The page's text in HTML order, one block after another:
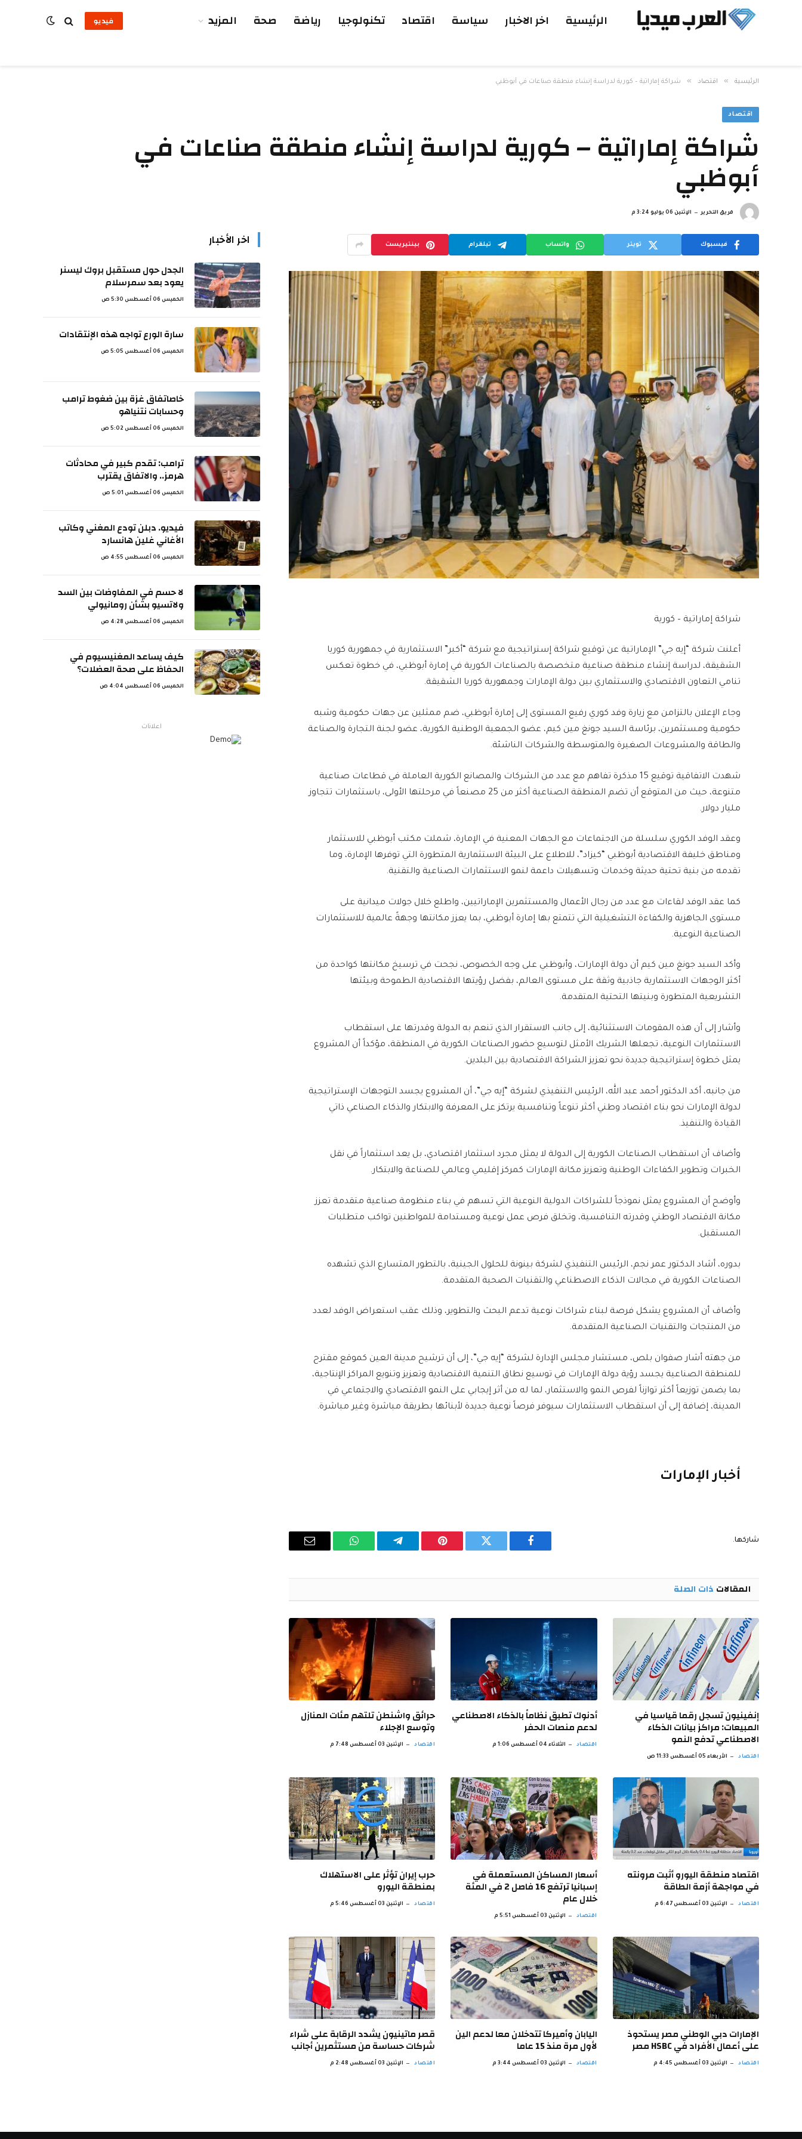
الرئيسية اخر الاخبار سياسة اقتصاد تكنولوجيا رياضة صحة المزيد فيديو
الرئيسية » اقتصاد » شراكة إماراتية – كورية لدراسة إنشاء منطقة صناعات في أبوظبي
اقتصاد
شراكة إماراتية – كورية لدراسة إنشاء منطقة صناعات في
أبوظبي
فريق التحرير الإثنين 06 يوليو 3:24 م
فيسبوك تويتر واتساب تيلقرام بينتيريست
شراكة إماراتية – كورية
أعلنت شركة “إيه جي” الإماراتية عن توقيع شراكة إستراتيجية مع شركة “أكبر” الاستثمارية في جمهورية كوريا
الشقيقة، لدراسة إنشاء منطقة صناعية متخصصة بالصناعات الكورية في إمارة أبوظبي، في خطوة تعكس
تنامي التعاون الاقتصادي والاستثماري بين دولة الإمارات وجمهورية كوريا الشقيقة.
وجاء الإعلان بالتزامن مع زيارة وفد كوري رفيع المستوى إلى إمارة أبوظبي، ضم ممثلين عن جهات حكومية وشبه
حكومية ومستثمرين، برئاسة السيد جونغ مين كيم، عضو الجمعية الوطنية الكورية، عضو لجنة التجارة والصناعة
والطاقة والمشروعات الصغيرة والمتوسطة والشركات الناشئة.
شهدت الاتفاقية توقيع 15 مذكرة تفاهم مع عدد من الشركات والمصانع الكورية العاملة في قطاعات صناعية
متنوعة، حيث من المتوقع أن تضم المنطقة الصناعية أكثر من 25 مصنعاً في مرحلتها الأولى، باستثمارات تتجاوز
مليار دولار.
وعقد الوفد الكوري سلسلة من الاجتماعات مع الجهات المعنية في الإمارة، شملت مكتب أبوظبي للاستثمار
ومناطق خليفة الاقتصادية أبوظبي “كيزاد”، للاطلاع على البيئة الاستثمارية المتطورة التي توفرها الإمارة، وما
تقدمه من بنية تحتية حديثة وخدمات وتسهيلات داعمة لنمو الاستثمارات الصناعية والتقنية.
كما عقد الوفد لقاءات مع عدد من رجال الأعمال والمستثمرين الإماراتيين، واطلع خلال جولات ميدانية على
مستوى الجاهزية والكفاءة التشغيلية التي تتمتع بها إمارة أبوظبي، بما يعزز مكانتها وجهةً عالمية للاستثمارات
الصناعية النوعية.
وأكد السيد جونغ مين كيم أن دولة الإمارات، وأبوظبي على وجه الخصوص، نجحت في ترسيخ مكانتها كواحدة من
أكثر الوجهات الاستثمارية جاذبية وثقة على مستوى العالم، بفضل رؤيتها الاقتصادية الطموحة وبيئتها
التشريعية المتطورة وبنيتها التحتية المتقدمة.
وأشار إلى أن هذه المقومات الاستثنائية، إلى جانب الاستقرار الذي تنعم به الدولة وقدرتها على استقطاب
الاستثمارات النوعية، تجعلها الشريك الأمثل لتوسيع حضور الصناعات الكورية في المنطقة، مؤكداً أن المشروع
يمثل خطوة إستراتيجية جديدة نحو تعزيز الشراكة الاقتصادية بين البلدين.
من جانبه، أكد الدكتور أحمد عبد الله، الرئيس التنفيذي لشركة “إيه جي”، أن المشروع يجسد التوجهات الإستراتيجية
لدولة الإمارات نحو بناء اقتصاد وطني أكثر تنوعاً وتنافسية يرتكز على المعرفة والابتكار والذكاء الصناعي ذاتي
القيادة والتنفيذ.
وأضاف أن استقطاب الصناعات الكورية إلى الدولة لا يمثل مجرد استثمار اقتصادي، بل يعد استثماراً في نقل
الخبرات وتطوير الكفاءات الوطنية وتعزيز مكانة الإمارات كمركز إقليمي وعالمي للصناعة والابتكار.
وأوضح أن المشروع يمثل نموذجاً للشراكات الدولية النوعية التي تسهم في بناء منظومة صناعية متقدمة تعزز
مكانة الاقتصاد الوطني وقدرته التنافسية، وتخلق فرص عمل نوعية ومستدامة للمواطنين تواكب متطلبات
المستقبل.
بدوره، أشاد الدكتور عمر نجم، الرئيس التنفيذي لشركة بينونة للحلول الجينية، بالتطور المتسارع الذي تشهده
الصناعات الكورية في مجالات الذكاء الاصطناعي والتقنيات الصحية المتقدمة.
وأضاف أن المشروع يشكل فرصة لبناء شراكات نوعية تدعم البحث والتطوير، وذلك عقب استعراض الوفد لعدد
من المنتجات والتقنيات الصناعية المتقدمة.
من جهته أشار صفوان بلص، مستشار مجلس الإدارة لشركة “إيه جي”، إلى أن ترشيح مدينة العين كموقع مقترح
للمنطقة الصناعية يجسد رؤية دولة الإمارات في توسيع نطاق التنمية الاقتصادية وتعزيز وتنويع المراكز الإنتاجية،
بما يضمن توزيعاً أكثر توازناً لفرص النمو والاستثمار، لما له من أثر إيجابي على النمو الاقتصادي والاجتماعي في
المدينة، إضافة إلى أن استقطاب الاستثمارات سيوفر فرصاً نوعية جديدة لأبنائها بطريقة مباشرة وغير مباشرة.
أخبار الإمارات
شاركها.
فيسبوك تويتر بينتيريستتيلقرام واتساب
البريد
المقالات ذات الصلة
إنفينيون تسجل رقما قياسيا في
المبيعات: مراكز بيانات الذكاء
الاصطناعي تدفع النمو
اقتصاد الأربعاء 05 أغسطس 11:33 ص
أدنوك تطبق نظاماً بالذكاء الاصطناعي
لدعم منصات الحفر
اقتصاد الثلاثاء 04 أغسطس 1:06 م
حرائق واشنطن تلتهم مئات المنازل
وتوسع الإجلاء
اقتصاد الإثنين 03 أغسطس 7:48 م
اقتصاد منطقة اليورو أثبت مرونته
في مواجهة أزمة الطاقة
اقتصاد الإثنين 03 أغسطس 6:47 م
أسعار المساكن المستعملة في
إسبانيا ترتفع 16 فاصل 2 في المئة
خلال عام
اقتصاد الإثنين 03 أغسطس 5:51 م
حرب إيران تؤثر على الاستهلاك
بمنطقة اليورو
اقتصاد الإثنين 03 أغسطس 5:46 م
الإمارات دبي الوطني مصر يستحوذ
على أعمال الأفراد في HSBC مصر
اقتصاد الإثنين 03 أغسطس 4:45 م
اليابان وأميركا تتدخلان معا لدعم الين
لأول مرة منذ 15 عاما
اقتصاد الإثنين 03 أغسطس 3:44 م
قصر ماتينيون يشدد الرقابة على شراء
شركات حساسة من مستثمرين أجانب
اقتصاد الإثنين 03 أغسطس 2:48 م
اخر الأخبار
الجدل حول مستقبل بروك ليسنر
يعود بعد سمرسلام
الخميس 06 أغسطس 5:30 ص
سارة الورع تواجه هذه الإنتقادات
الخميس 06 أغسطس 5:05 ص
خاصاتفاق غزة بين ضغوط ترامب
وحسابات نتنياهو
الخميس 06 أغسطس 5:02 ص
ترامب: تقدم كبير في محادثات
هرمز.. والاتفاق يقترب
الخميس 06 أغسطس 5:01 ص
فيديو. دبلن تودع المغني وكاتب
الأغاني غلين هانسارد
الخميس 06 أغسطس 4:55 ص
لا حسم في المفاوضات بين السد
ولاتسيو بشأن رومانيولي
الخميس 06 أغسطس 4:28 ص
كيف يساعد المغنيسيوم في
الحفاظ على صحة العضلات؟
الخميس 06 أغسطس 4:04 ص
اعلانات